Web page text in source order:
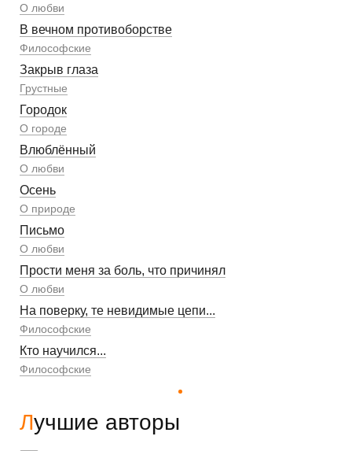
О любви
В вечном противоборстве
Философские
Закрыв глаза
Грустные
Городок
О городе
Влюблённый
О любви
Осень
О природе
Письмо
О любви
Прости меня за боль, что причинял
О любви
На поверку, те невидимые цепи...
Философские
Кто научился...
Философские
Лучшие авторы